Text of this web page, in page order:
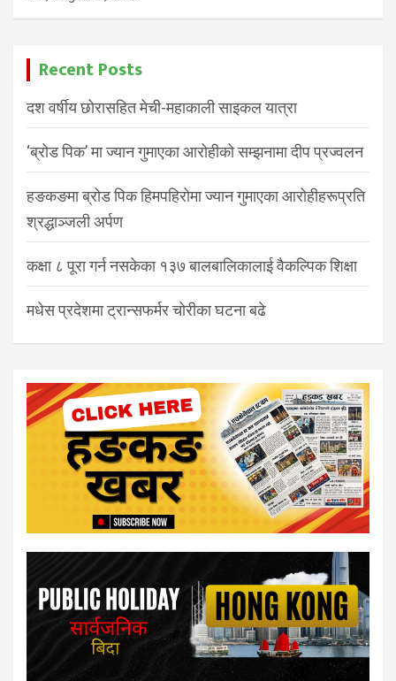
Recent Posts
दश वर्षीय छोरासहित मेची-महाकाली साइकल यात्रा
‘ब्रोड पिक’ मा ज्यान गुमाएका आरोहीको सम्झनामा दीप प्रज्वलन
हङकङमा ब्रोड पिक हिमपहिरोमा ज्यान गुमाएका आरोहीहरूप्रति
श्रद्धाञ्जली अर्पण
कक्षा ८ पूरा गर्न नसकेका १३७ बालबालिकालाई वैकल्पिक शिक्षा
मधेस प्रदेशमा ट्रान्सफर्मर चोरीका घटना बढे